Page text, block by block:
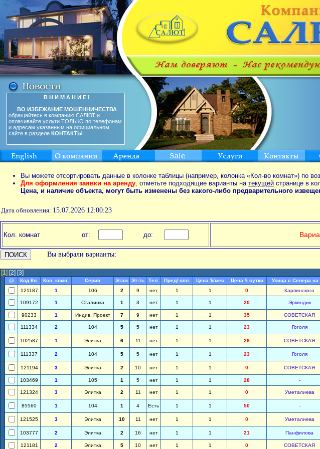
В Н И М А Н И Е !
ВО ИЗБЕЖАНИЕ МОШЕННИЧЕСТВА
обращайтесь в компанию САЛЮТ и
оплачивайте услуги ТОЛЬКО по телефонам
и адресам указанным на официальном
сайте в разделе КОНТАКТЫ
Вы можете отсортировать данные в колонке таблицы (например, колонка «Кол-во комнат») по
Для оформления заявки на аренду, отметьте подходящие варианты на текущей странице в
Цена, и наличие объекта, могут быть изменены без какого-либо предварительного
Дата обновления: 15.07.2026 12:00:23
Кол. комнат от: до:
Вы выбрали варианты:
[1] [2] [3]
@ Код Кв. Кол. комн. Серия Этаж Эт-ть Тел. Пред/ опл. Цена $/мес Цена $ сутки Улица с Севера
121187
1 106 2 9 нет 1 1 0 Карпинского
109172 1 Сталинка 1 3 нет 1 1 20 Эркиндик
90233 1 Индив. Проект 7 9 нет 1 1 35 СОВЕТСКАЯ
111334 2 104 5 5 нет 1 1 23 Гоголя
102587 1 Элитка 6 11 нет 1 1 26 СОВЕТСКАЯ
111337 2 104 5 5 нет 1 1 23 Гоголя
121194 3 Элитка 2 10 нет 1 1 0 СОВЕТСКАЯ
103469 1 105 1 5 нет 1 1 28 -
121324 3 Элитка 2 11 нет 1 1 0 Уметалиева
85560 1 104 1 4 Есть 1 1 50 -
121525 3 Элитка 10 11 нет 1 1 0 Уметалиева
103777 2 Элитка 2 16 нет 1 1 21 Панфилова
121181 2 Элитка 5 10 нет 1 1 0 СОВЕТСКАЯ